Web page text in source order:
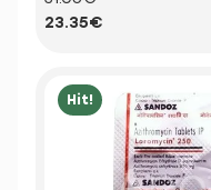
23.35€
Hit!